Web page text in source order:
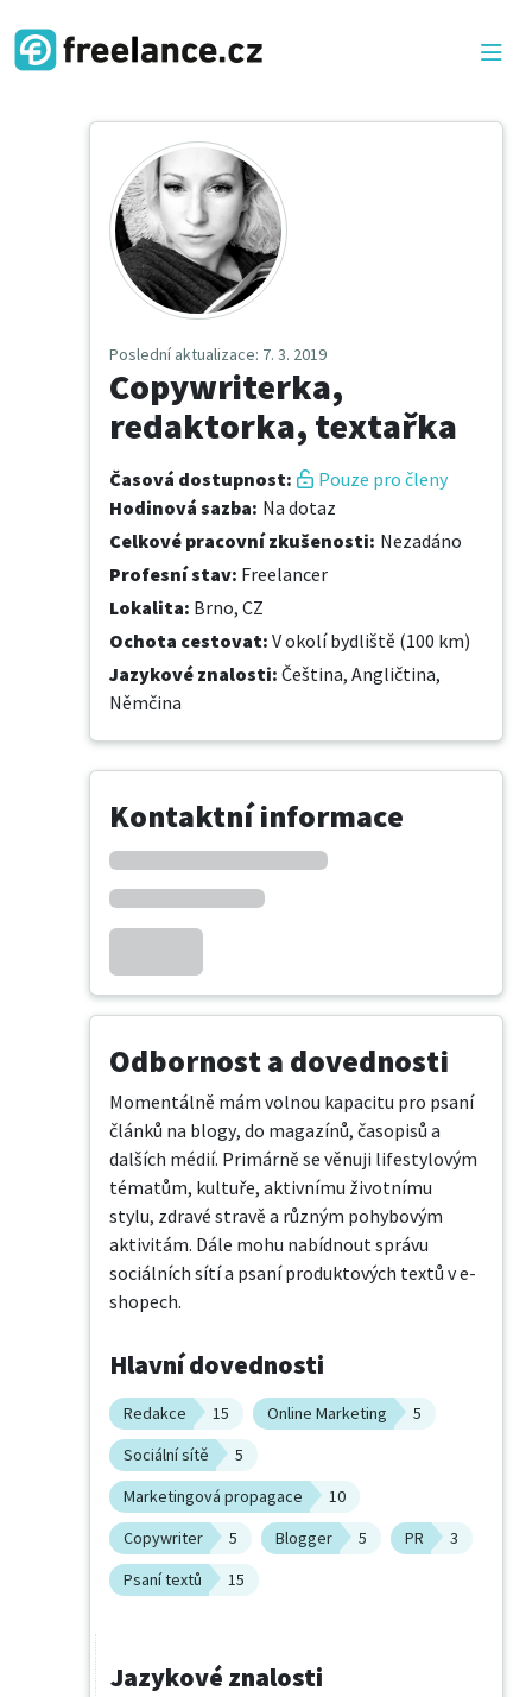
Poslední aktualizace: 7. 3. 2019
Copywriterka,
redaktorka, textařka
Časová dostupnost:
Pouze pro členy
Hodinová sazba: Na dotaz
Celkové pracovní zkušenosti: Nezadáno
Profesní stav: Freelancer
Lokalita: Brno, CZ
Ochota cestovat: V okolí bydliště (100 km)
Jazykové znalosti: Čeština, Angličtina,
Němčina
Kontaktní informace
Odbornost a dovednosti
Momentálně mám volnou kapacitu pro psaní
článků na blogy, do magazínů, časopisů a
dalších médií. Primárně se věnuji lifestylovým
tématům, kultuře, aktivnímu životnímu
stylu, zdravé stravě a různým pohybovým
aktivitám. Dále mohu nabídnout správu
sociálních sítí a psaní produktových textů v e-
shopech.
Hlavní dovednosti
Redakce 15 Online Marketing
5
Sociální sítě
5
Marketingová propagace
10
Copywriter
5 Blogger 5 PR
3
Psaní textů
15
Jazykové znalosti